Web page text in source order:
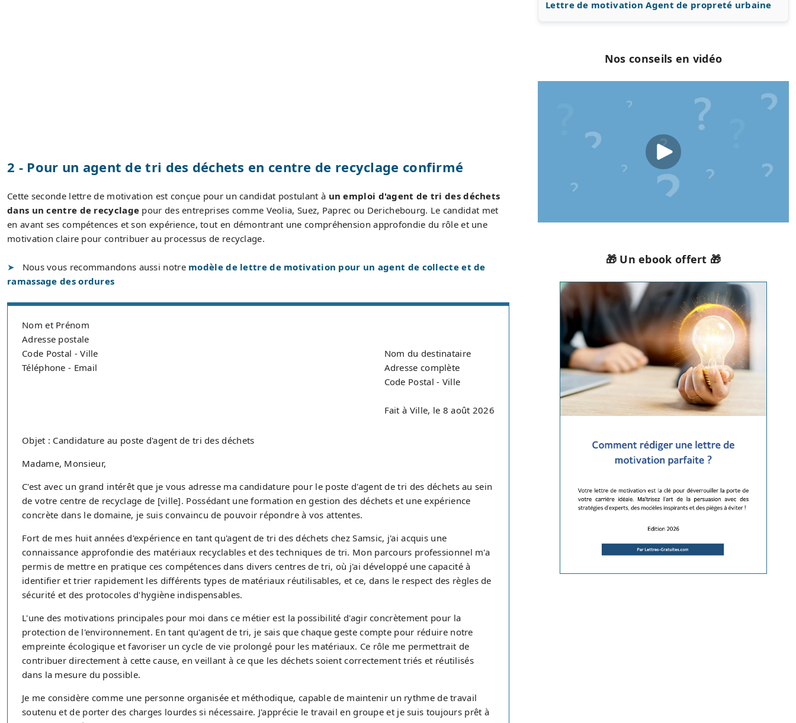
2 - Pour un agent de tri des déchets en centre de recyclage confirmé
Cette seconde lettre de motivation est conçue pour un candidat postulant à un emploi d'agent de tri des déchets
dans un centre de recyclage pour des entreprises comme Veolia, Suez, Paprec ou Derichebourg. Le candidat met
en avant ses compétences et son expérience, tout en démontrant une compréhension approfondie du rôle et une
motivation claire pour contribuer au processus de recyclage.
Nous vous recommandons aussi notre modèle de lettre de motivation pour un agent de collecte et de
ramassage des ordures
Nom et Prénom
Adresse postale
Code Postal - Ville
Téléphone - Email
Nom du destinataire
Adresse complète
Code Postal - Ville
Fait à Ville, le 8 août 2026
Objet : Candidature au poste d'agent de tri des déchets
Madame, Monsieur,
C'est avec un grand intérêt que je vous adresse ma candidature pour le poste d'agent de tri des déchets au sein
de votre centre de recyclage de [ville]. Possédant une formation en gestion des déchets et une expérience
concrète dans le domaine, je suis convaincu de pouvoir répondre à vos attentes.
Fort de mes huit années d'expérience en tant qu'agent de tri des déchets chez Samsic, j'ai acquis une
connaissance approfondie des matériaux recyclables et des techniques de tri. Mon parcours professionnel m'a
permis de mettre en pratique ces compétences dans divers centres de tri, où j'ai développé une capacité à
identifier et trier rapidement les différents types de matériaux réutilisables, et ce, dans le respect des règles de
sécurité et des protocoles d'hygiène indispensables.
L'une des motivations principales pour moi dans ce métier est la possibilité d'agir concrètement pour la
protection de l'environnement. En tant qu'agent de tri, je sais que chaque geste compte pour réduire notre
empreinte écologique et favoriser un cycle de vie prolongé pour les matériaux. Ce rôle me permettrait de
contribuer directement à cette cause, en veillant à ce que les déchets soient correctement triés et réutilisés
dans la mesure du possible.
Je me considère comme une personne organisée et méthodique, capable de maintenir un rythme de travail
soutenu et de porter des charges lourdes si nécessaire. J'apprécie le travail en groupe et je suis toujours prêt à
Lettre de motivation Agent de propreté urbaine
Nos conseils en vidéo
🎁 Un ebook offert 🎁